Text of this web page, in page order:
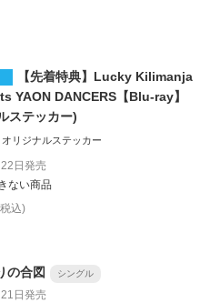
【先着特典】Lucky Kilimanja
YAON DANCERS【Blu-ray】
ステッカー)
オリジナルステッカー
日 発売
ない商品
込)
の合図 シングル
日 発売